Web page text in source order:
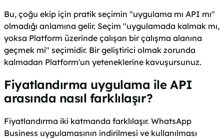
Bu, çoğu ekip için pratik seçimin "uygulama mı API mı"
olmadığı anlamına gelir. Seçim "uygulamada kalmak mı,
yoksa Platform üzerinde çalışan bir çalışma alanına
geçmek mi" seçimidir. Bir geliştirici olmak zorunda
kalmadan Platform'un yeteneklerine kavuşursunuz.
Fiyatlandırma uygulama ile API
arasında nasıl farklılaşır?
Fiyatlandırma iki katmanda farklılaşır. WhatsApp
Business uygulamasının indirilmesi ve kullanılması